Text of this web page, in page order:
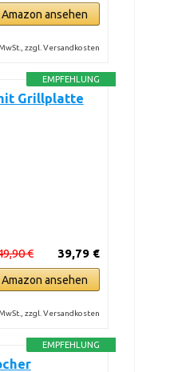
Amazon ansehen
zzgl. Versandkosten
EMPFEHLUNG
Grillplatte
39,79 €
€
Amazon ansehen
zzgl. Versandkosten
EMPFEHLUNG